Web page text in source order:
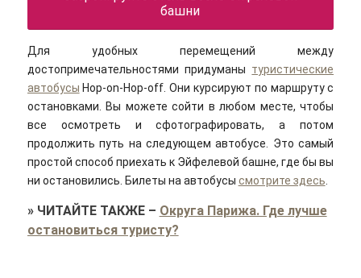
башни
Для удобных перемещений между
достопримечательностями придуманы туристические
автобусы Hop-on-Hop-off. Они курсируют по маршруту с
остановками. Вы можете сойти в любом месте, чтобы
все осмотреть и сфотографировать, а потом
продолжить путь на следующем автобусе. Это самый
простой способ приехать к Эйфелевой башне, где бы вы
ни остановились. Билеты на автобусы смотрите здесь
» ЧИТАЙТЕ ТАКЖЕ– Округа Парижа. Где лучше
остановиться туристу?